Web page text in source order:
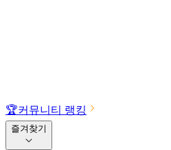
🏆커뮤니티 랭킹
즐겨찾기